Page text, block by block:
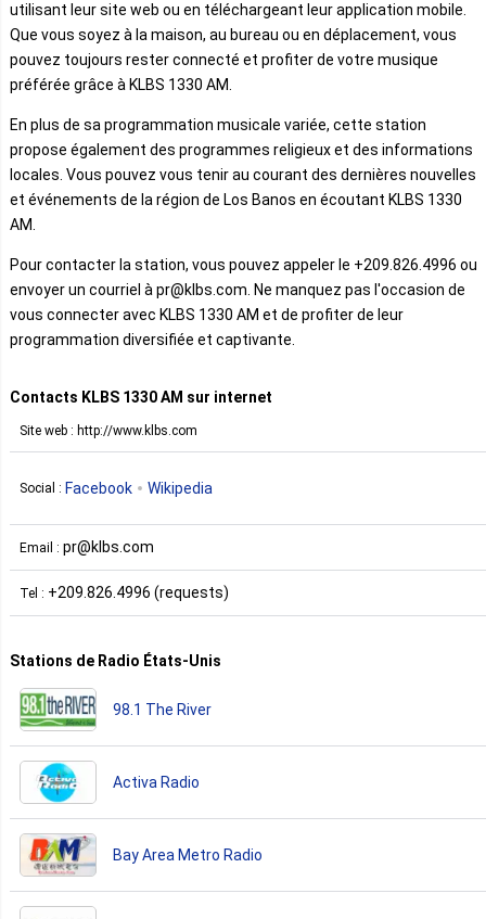
utilisant leur site web ou en téléchargeant leur application mobile.
Que vous soyez à la maison, au bureau ou en déplacement, vous
pouvez toujours rester connecté et profiter de votre musique
préférée grâce à KLBS 1330 AM.
En plus de sa programmation musicale variée, cette station
propose également des programmes religieux et des informations
locales. Vous pouvez vous tenir au courant des dernières nouvelles
et événements de la région de Los Banos en écoutant KLBS 1330
AM.
Pour contacter la station, vous pouvez appeler le +209.826.4996 ou
envoyer un courriel à pr@klbs.com. Ne manquez pas l'occasion de
vous connecter avec KLBS 1330 AM et de profiter de leur
programmation diversifiée et captivante.
Contacts KLBS 1330 AM sur internet
Site web : http://www.klbs.com
Social : Facebook Wikipedia
Email : pr@klbs.com
Tel : +209.826.4996 (requests)
Stations de Radio États-Unis
98.1 The River
Activa Radio
Bay Area Metro Radio